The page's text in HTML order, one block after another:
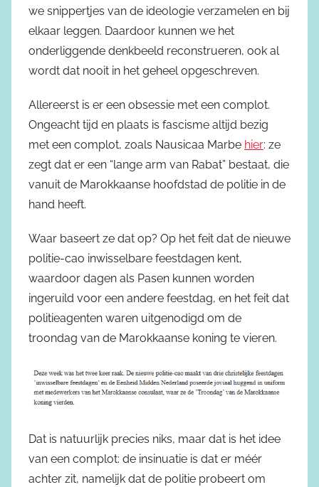
we snippertjes van de ideologie verzamelen en bij
elkaar leggen. Daardoor kunnen we het
onderliggende denkbeeld reconstrueren, ook al
wordt dat nooit in het geheel opgeschreven.
Allereerst is er een obsessie met een complot.
Ongeacht tijd en plaats is fascisme altijd bezig
met een complot, zoals Nausicaa Marbe hier: ze
zegt dat er een “lange arm van Rabat” bestaat, die
vanuit de Marokkaanse hoofdstad de politie in de
hand heeft.
Waar baseert ze dat op? Op het feit dat de nieuwe
politie-cao inwisselbare feestdagen kent,
waardoor dagen als Pasen kunnen worden
ingeruild voor een andere feestdag, en het feit dat
politieagenten waren uitgenodigd om de
troondag van de Marokkaanse koning te vieren.
Dat is natuurlijk precies niks, maar dat is het idee
van een complot: de insinuatie is dat er méér
achter zit, namelijk dat de politie probeert om